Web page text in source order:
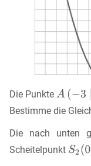
Die Punkte
Bestimme die
Die nach unten
Scheitelpunkt